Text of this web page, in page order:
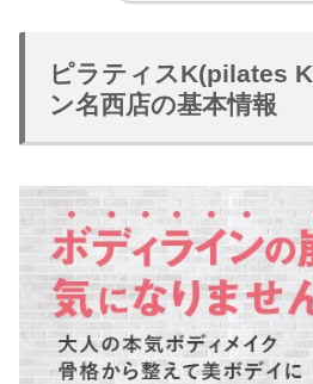
ピラティスK(pilates
ン名西店の基本情報